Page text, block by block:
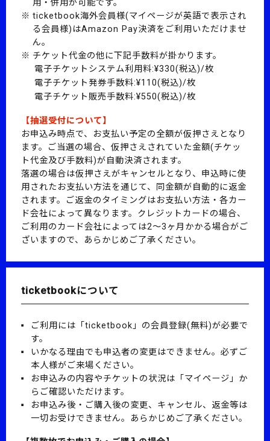
用・併用が可能です。
ticketbook海外会員様(マイページが英語で表示され
る会員様)はAmazon Pay決済をご利用いただけませ
ん。
チケット代金の他に下記手数料が掛かります。
電子チケットシステム利用料:¥330(税込)/枚
電子チケット発券手数料:¥110(税込)/枚
電子チケット販売手数料:¥550(税込)/枚
【抽選受付について】
お申込み時点で、お支払い予定の全額が仮押さえとなり
ます。
ご当選の場合、仮押さえされていた金額(チケッ
ト代金及び手数料)が自動決済されます。
落選の場合は仮押さえがキャンセルとなり、申込時に使
用されたお支払い方法を通じて、同金額が自動的に返金
されます。
ご返金のタイミングはお支払い方法・各カー
ド会社によって異なります。 クレジットカードの場合、
ご利用のカード会社によっては2～3ヶ月かかる場合がご
ざいますので、あらかじめご了承ください。
ticketbookについて
ご利用には「ticketbook」の会員登録(無料)が必要で
す。
いかなる理由でも申込者の変更はできません。必ずご
本人様がご来場ください。
お申込みの内容やチケットの状況は「マイページ」か
らご確認いただけます。
お申込み後・ご購入後の変更、キャンセル、返金等は
一切お受けできません。あらかじめご了承ください。